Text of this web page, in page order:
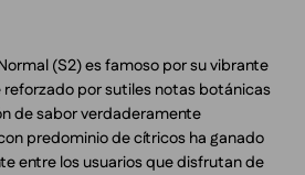
(S2) es famoso por su vibrante
reforzado por sutiles notas botánicas
de sabor verdaderamente
predominio de cítricos ha ganado
entre los usuarios que disfrutan de